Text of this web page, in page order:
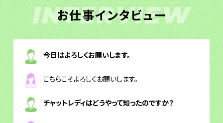
お仕事インタビュー
INTERVIEW
今日はよろしくお願いします。
こちらこそよろしくお願いします。
チャットレディはどうやって知ったのですか？